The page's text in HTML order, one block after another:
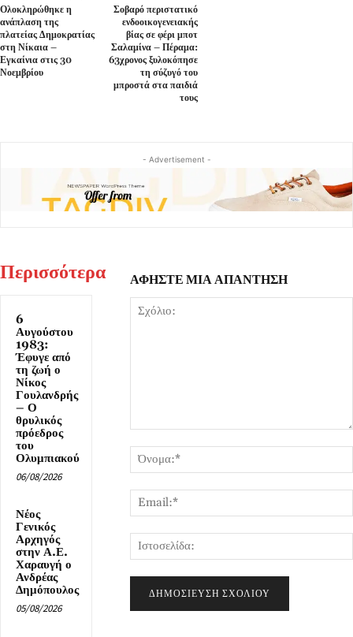
Ολοκληρώθηκε η
ανάπλαση της
πλατείας Δημοκρατίας
στη Νίκαια –
Εγκαίνια στις 30
Νοεμβρίου
Σοβαρό περιστατικό
ενδοοικογενειακής
βίας σε φέρι μποτ
Σαλαμίνα – Πέραμα:
63χρονος ξυλοκόπησε
τη σύζυγό του
μπροστά στα παιδιά
τους
- Advertisement -
Περισσότερα
6
Αυγούστου
1983:
Έφυγε από
τη ζωή ο
Νίκος
Γουλανδρής
– Ο
θρυλικός
πρόεδρος
του
Ολυμπιακού
06/08/2026
Νέος
Γενικός
Αρχηγός
στην Α.Ε.
Χαραυγή ο
Ανδρέας
Δημόπουλος
05/08/2026
ΑΦΗΣΤΕ ΜΙΑ ΑΠΑΝΤΗΣΗ